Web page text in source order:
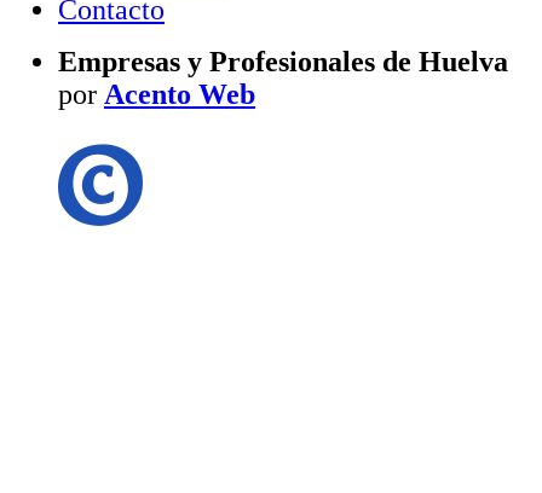
Contacto
Empresas y Profesionales de Huelva
por Acento Web